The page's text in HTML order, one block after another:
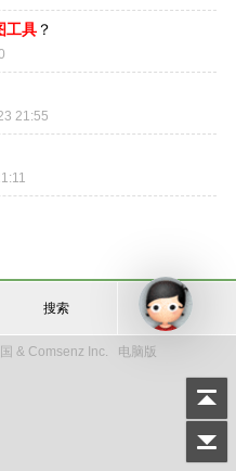
工具 ？
21:55
搜索 登录
& Comsenz Inc. 电脑版